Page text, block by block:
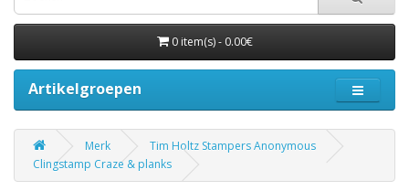
0 item(s) - 0.00€
Artikelgroepen
Merk
Tim Holtz Stampers Anonymous
Clingstamp Craze & planks